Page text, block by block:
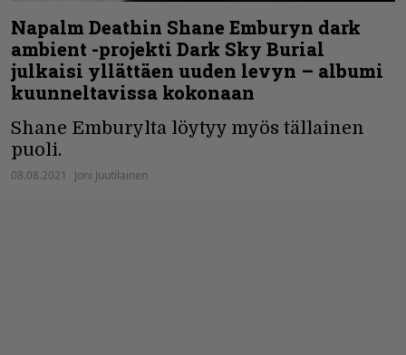
Napalm Deathin Shane Emburyn dark
ambient -projekti Dark Sky Burial
julkaisi yllättäen uuden levyn – albumi
kuunneltavissa kokonaan
Shane Emburylta löytyy myös tällainen
puoli.
08.08.2021 Joni Juutilainen